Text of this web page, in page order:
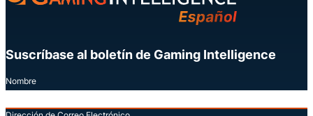
Suscríbase al boletín de Gaming Intelligence
Nombre